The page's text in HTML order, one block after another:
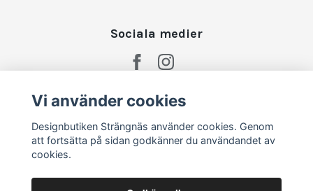
Sociala medier
Vi använder cookies
Designbutiken Strängnäs använder cookies. Genom
att fortsätta på sidan godkänner du användandet av
cookies.